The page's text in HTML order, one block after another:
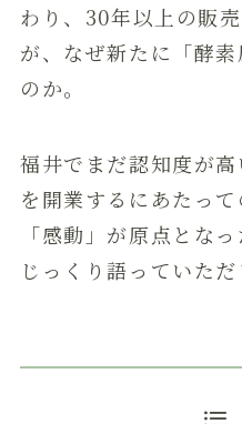
わり、30年以上の販
が、なぜ新たに「酵
のか。
福井でまだ認知度が
を開業するにあたっ
「感動」が原点とな
じっくり語っていただ